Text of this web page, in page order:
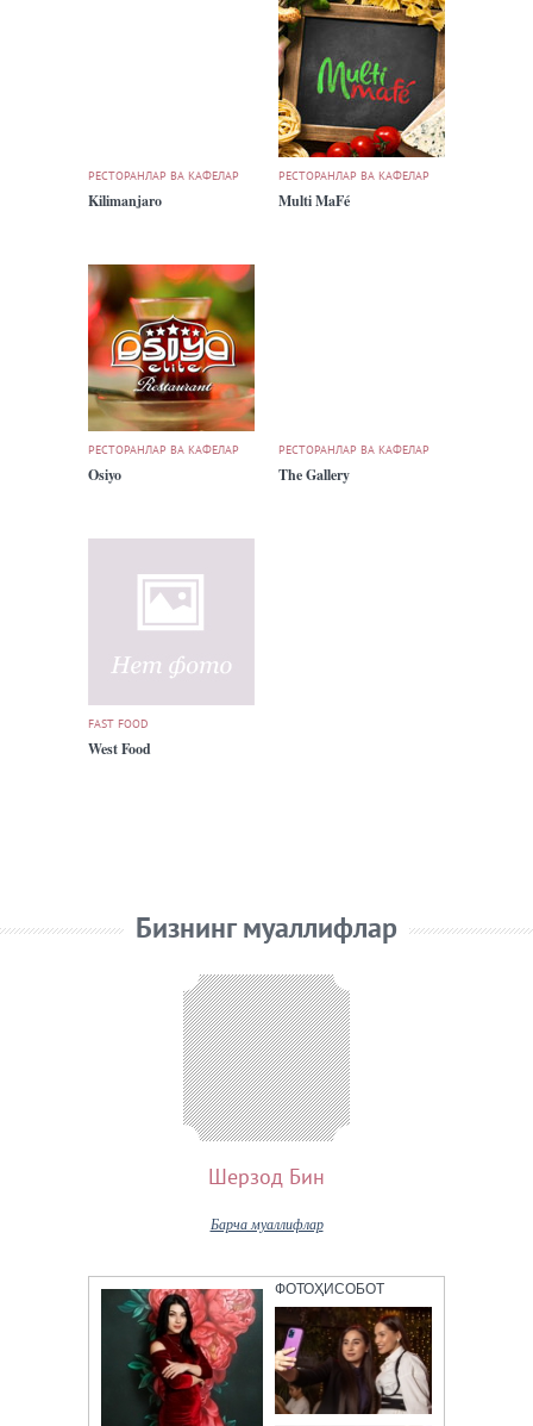
РЕСТОРАНЛАР ВА КАФЕЛАР
Kilimanjaro
РЕСТОРАНЛАР ВА КАФЕЛАР
Multi MaFé
РЕСТОРАНЛАР ВА КАФЕЛАР
Osiyo
РЕСТОРАНЛАР ВА КАФЕЛАР
The Gallery
FAST FOOD
West Food
Бизнинг муаллифлар
Шерзод Бин
Барча муаллифлар
ФОТОҲИСОБОТ